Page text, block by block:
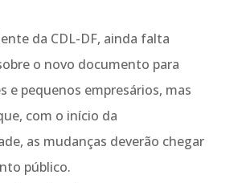
da CDL-DF, ainda falta
o novo documento para
e pequenos empresários, mas
com o início da
as mudanças deverão chegar
público.